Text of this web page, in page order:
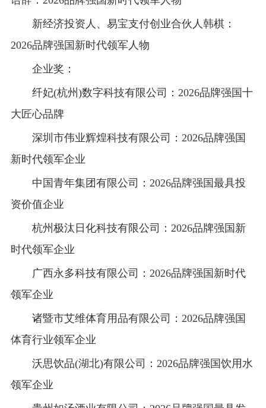
新经济投资人、易宝支付创业合伙人韩棋：
2026品牌强国新时代领军人物
企业奖：
纤妃(杭州)数字科技有限公司：2026品牌强国十
大匠心品牌
深圳市伟业辉煌科技有限公司：2026品牌强国
新时代领军企业
中国青年集团有限公司：2026品牌强国最具投
资价值企业
杭州极汰日化科技有限公司：2026品牌强国新
时代领军企业
广西永多科技有限公司：2026品牌强国新时代
领军企业
诸暨市艾维体育用品有限公司：2026品牌强国
体育行业领军企业
沃思饮品(湖北)有限公司：2026品牌强国饮用水
领军企业